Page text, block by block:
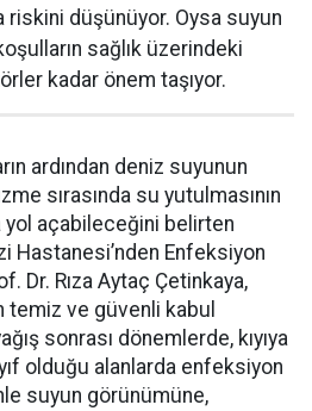
riskini düşünüyor. Oysa suyun
sağlık üzerindeki
kadar önem taşıyor.
ardından deniz suyunun
sırasında su yutulmasının
yol açabileceğini belirten
Hastanesi’nden Enfeksiyon
Dr. Rıza Aytaç Çetinkaya,
temiz ve güvenli kabul
sonrası dönemlerde, kıyıya
olduğu alanlarda enfeksiyon
suyun görünümüne,